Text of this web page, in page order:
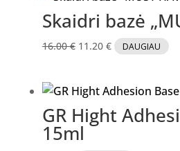
Skaidri bazė
16.00€ Original
16.00 €.
11.20 €Current
11.20 €.
DAUGIAU
GR Hight
15ml